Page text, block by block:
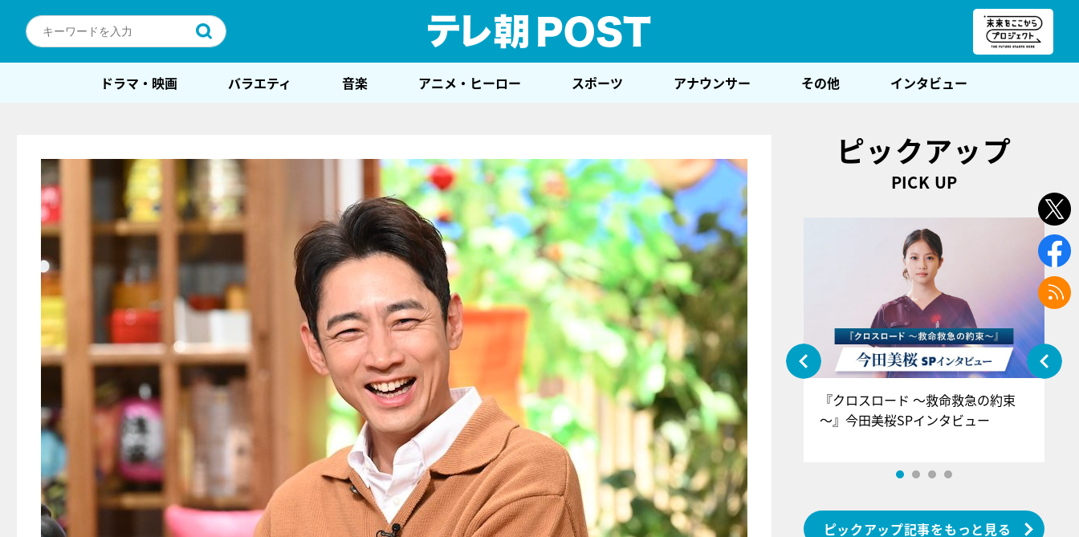
ドラマ・映画 バラエティ 音楽 アニメ・ヒーロー スポーツ アナウンサー その他 インタビュー
ピックアップ
PICK UP
『アイ＝ラブ！げーみんぐ』＝LOV
E齋藤樹愛羅＆佐々木舞香SPインタ
ビュー
『クロスロード ～救命救急の約束
～』今田美桜SPインタビュー
ピックアップ記事をもっと見る